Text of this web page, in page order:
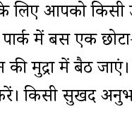
लिए आपको
में बस एक
की मुद्रा में बैठ
किसी सुखद